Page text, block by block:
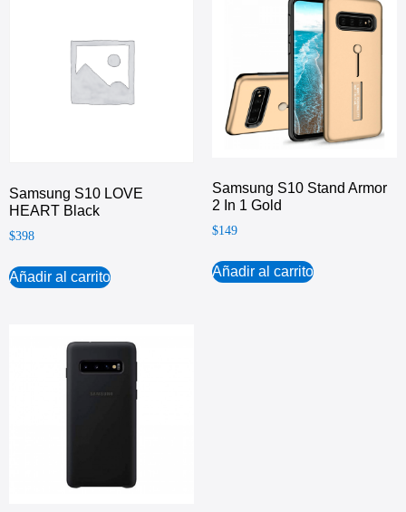
Samsung S10 LOVE
HEART Black
$398
Añadir al carrito
Samsung S10 Stand Armor
2 In 1 Gold
$149
Añadir al carrito